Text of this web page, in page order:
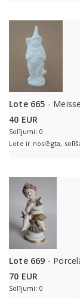
Lote 665 -
40 EUR
Solījumi: 0
Lote ir noslēgta,
Lote 669 -
70 EUR
Solījumi: 0